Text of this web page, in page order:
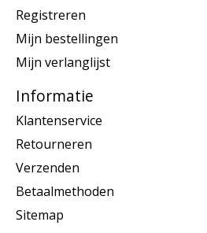
Registreren
Mijn bestellingen
Mijn verlanglijst
Informatie
Klantenservice
Retourneren
Verzenden
Betaalmethoden
Sitemap